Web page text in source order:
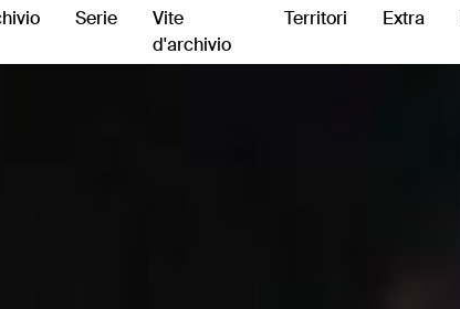
Serie
Vite
d'archivio
Territori Extra